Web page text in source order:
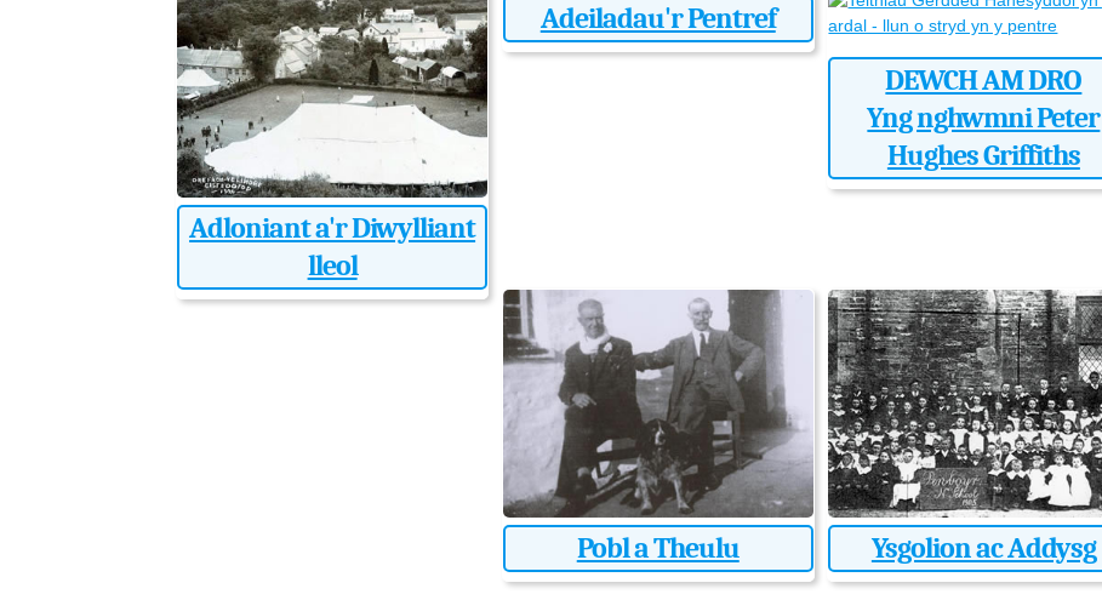
Adloniant a'r Diwylliant
lleol
Adeiladau'r Pentref
DEWCH AM DRO
Yng nghwmni Peter
Hughes Griffiths
Pobl a Theulu Ysgolion ac Addysg